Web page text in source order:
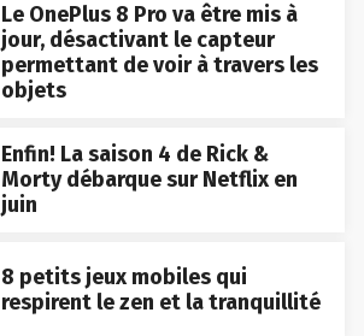
Le OnePlus 8 Pro va être mis à
jour, désactivant le capteur
permettant de voir à travers les
objets
Enfin! La saison 4 de Rick &
Morty débarque sur Netflix en
juin
8 petits jeux mobiles qui
respirent le zen et la tranquillité